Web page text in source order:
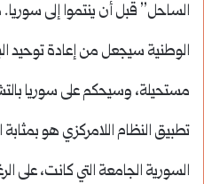
الساحل” قبل أن ينتموا إلى سوريا.
الوطنية سيجعل من إعادة توحيد
مستحيلة، وسيحكم على سوريا
تطبيق النظام اللامركزي هو
السورية الجامعة التي كانت، على